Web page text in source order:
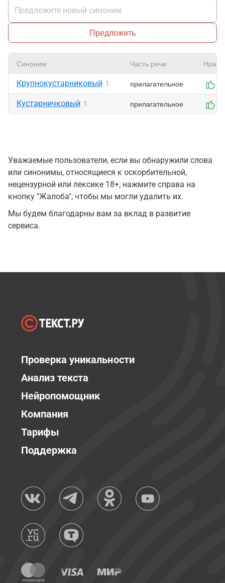
Предложить
Синоним Часть речи
Крупнокустарниковый 1 прилагательное
Кустарничковый 1 прилагательное
Уважаемые пользователи, если вы обнаружили слова
или синонимы, относящиеся к оскорбительной,
нецензурной или лексике 18+, нажмите справа на
кнопку "Жалоба", чтобы мы могли удалить их.
Мы будем благодарны вам за вклад в развитие
сервиса.
Проверка уникальности
Анализ текста
Нейропомощник
Компания
Тарифы
Поддержка